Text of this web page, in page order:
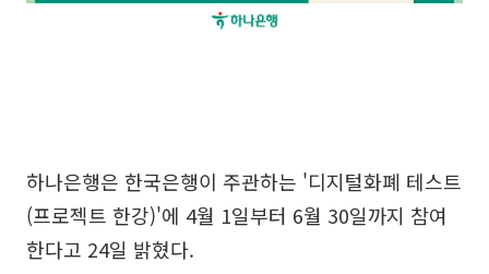
하나은행은 한국은행이 주관하는 '디지털화폐 테스트
(프로젝트 한강)'에 4월 1일부터 6월 30일까지 참여
한다고 24일 밝혔다.